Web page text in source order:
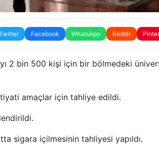
Facebook WhatsApp Reddit
2 bin 500 kişi için bir bölmedeki
amaçlar için tahliye edildi.
sigara içilmesinin tahliyesi yapıldı.